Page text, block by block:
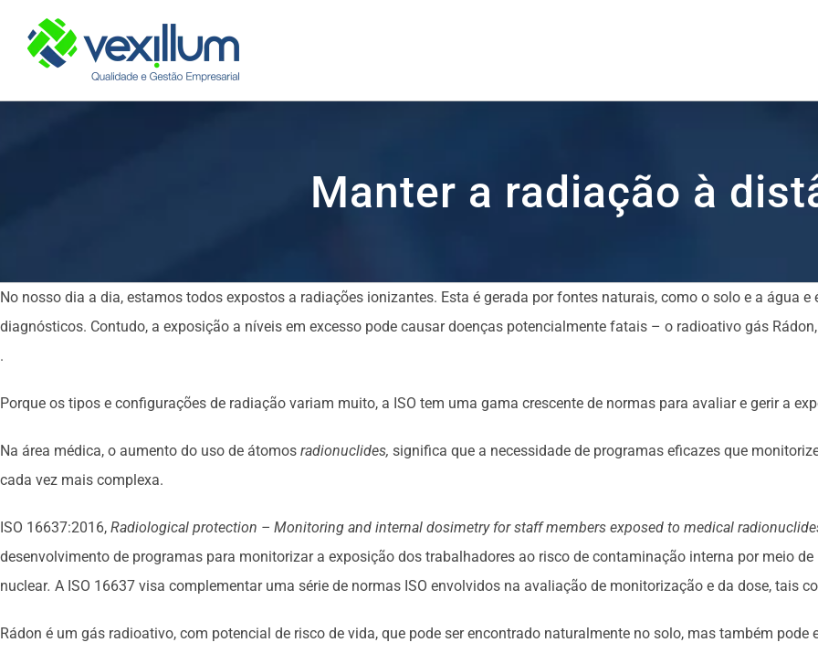
content
Manter a radiação à
No nosso dia a dia, estamos todos expostos a radiações ionizantes. Esta é gerada por fontes naturais, como o solo e a água
diagnósticos. Contudo, a exposição a níveis em excesso pode causar doenças potencialmente fatais – o radioativo gás
.
Porque os tipos e configurações de radiação variam muito, a ISO tem uma gama crescente de normas para avaliar e gerir a
Na área médica, o aumento do uso de átomos radionuclides, significa que a necessidade de programas eficazes que
cada vez mais complexa.
ISO 16637:2016, Radiological protection – Monitoring and internal dosimetry for staff members exposed to medical
desenvolvimento de programas para monitorizar a exposição dos trabalhadores ao risco de contaminação interna por meio
nuclear. A ISO 16637 visa complementar uma série de normas ISO envolvidos na avaliação de monitorização e da dose, tais
Rádon é um gás radioativo, com potencial de risco de vida, que pode ser encontrado naturalmente no solo, mas também